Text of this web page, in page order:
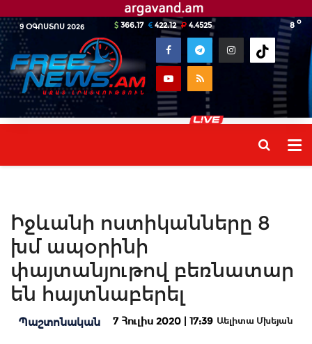
9 ՕԳՈՍՏՈՍ 2026 8 o
366.17 422.12 4.4525
Իջևանի ոստիկանները 8
խմ ապօրինի
փայտանյութով բեռնատար
են հայտնաբերել
Պաշտոնական 7 Հուլիս 2020 | 17:39 Աելիտա Մխեյան